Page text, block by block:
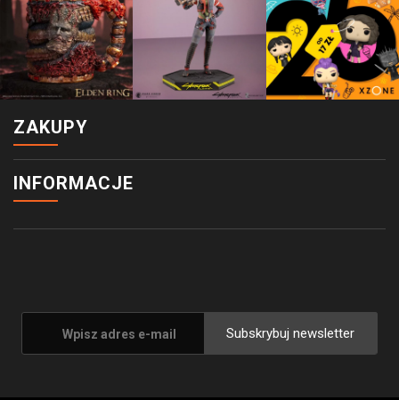
ZAKUPY
INFORMACJE
Subskrybuj newsletter